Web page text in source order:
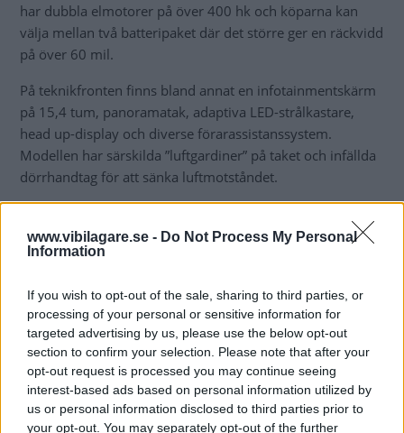
www.vibilagare.se - Do Not Process My Personal
Information
If you wish to opt-out of the sale, sharing to third parties, or
processing of your personal or sensitive information for
targeted advertising by us, please use the below opt-out
section to confirm your selection. Please note that after your
opt-out request is processed you may continue seeing
interest-based ads based on personal information utilized by
us or personal information disclosed to third parties prior to
your opt-out. You may separately opt-out of the further
har dubbla elmotorer på över 400 hk och köparna kan
välja mellan två batteripaket där det större ger en räckvidd
på över 60 mil.
På teknikfronten finns bland annat en infotainmentskärm
på 15,4 tum, panoramatak, adaptiva LED-strålkastare,
head up-display och diverse förarassistanssystem.
Modellen har särskilda ”luftgardiner” på taket och infällda
dörrhandtag för att sänka luftmotståndet.